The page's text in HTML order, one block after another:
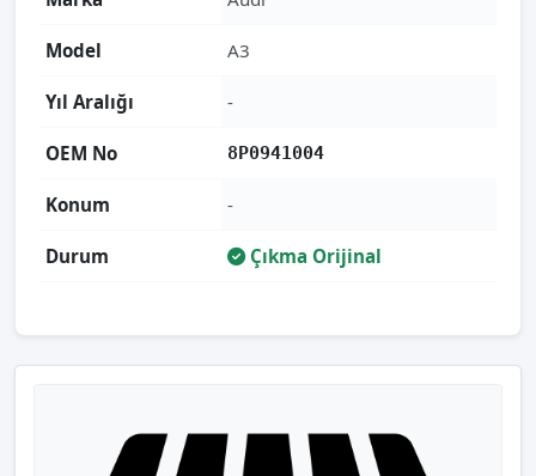
Model A3
Yıl Aralığı -
OEM No 8P0941004
Konum -
Durum Çıkma Orijinal